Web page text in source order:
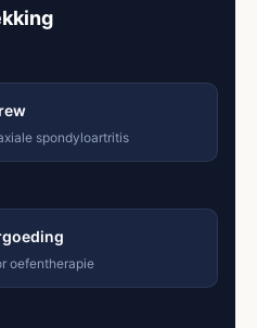
spondyloartritis
oefentherapie